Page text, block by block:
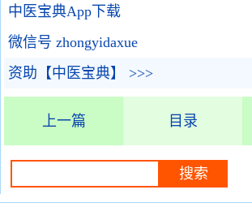
中医宝典App下载
微信号 zhongyidaxue
资助【中医宝典】 >>>
上一篇 目录